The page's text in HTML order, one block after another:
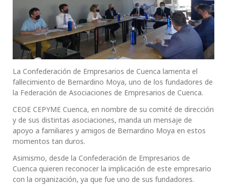
La Confederación de Empresarios de Cuenca lamenta el
fallecimiento de Bernardino Moya, uno de los fundadores de
la Federación de Asociaciones de Empresarios de Cuenca.
CEOE CEPYME Cuenca, en nombre de su comité de dirección
y de sus distintas asociaciones, manda un mensaje de
apoyo a familiares y amigos de Bernardino Moya en estos
momentos tan duros.
Asimismo, desde la Confederación de Empresarios de
Cuenca quieren reconocer la implicación de este empresario
con la organización, ya que fue uno de sus fundadores.